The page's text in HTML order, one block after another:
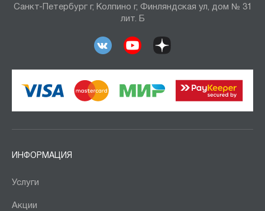
Санкт-Петербург г, Колпино г, Финляндская ул, дом № 31
лит. Б
ИНФОРМАЦИЯ
Услуги
Акции